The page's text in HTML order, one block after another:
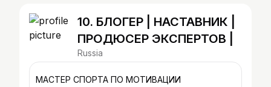
10. БЛОГЕР | НАСТАВНИК |
ПРОДЮСЕР ЭКСПЕРТОВ |
Russia
МАСТЕР СПОРТА ПО МОТИВАЦИИ